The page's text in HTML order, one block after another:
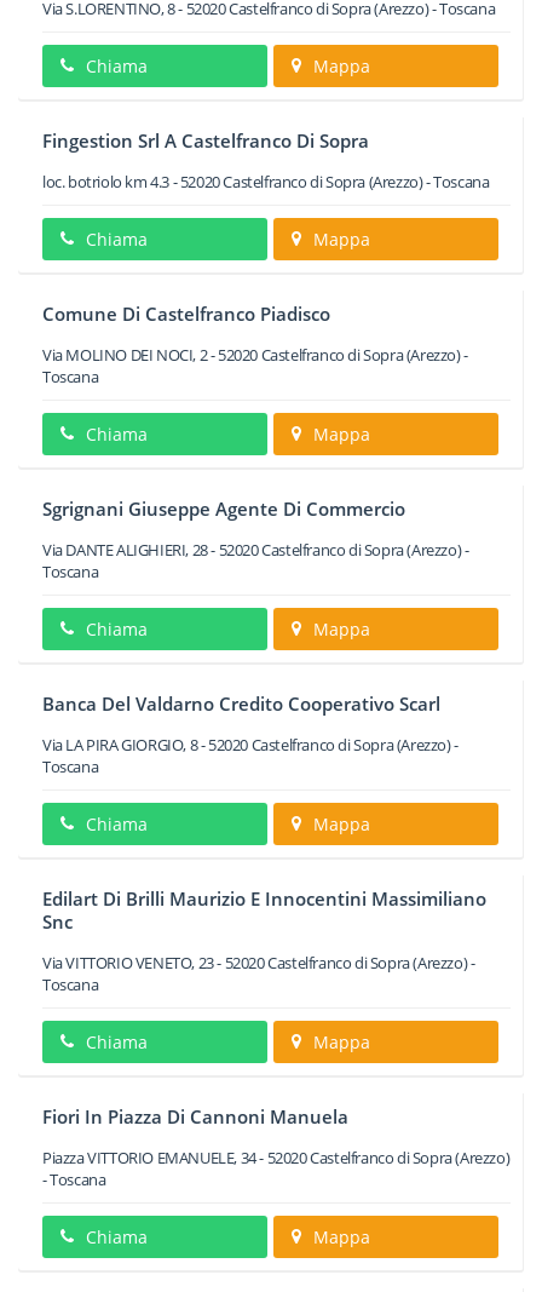
Via S.LORENTINO, 8- 52020Castelfranco di Sopra(Arezzo) -Toscana
Chiama Mappa
Fingestion Srl A Castelfranco Di Sopra
loc. botriolo km 4.3-52020Castelfranco di Sopra(Arezzo) -Toscana
Chiama Mappa
Comune Di Castelfranco Piadisco
Via MOLINO DEI NOCI, 2-52020Castelfranco di Sopra(Arezzo) -
Toscana
Chiama Mappa
Sgrignani Giuseppe Agente Di Commercio
Via DANTE ALIGHIERI, 28- 52020Castelfranco di Sopra(Arezzo) -
Toscana
Chiama Mappa
Banca Del Valdarno Credito Cooperativo Scarl
Via LA PIRA GIORGIO, 8-52020Castelfranco di Sopra(Arezzo) -
Toscana
Chiama Mappa
Edilart Di Brilli Maurizio E Innocentini Massimiliano
Snc
Via VITTORIO VENETO, 23- 52020Castelfranco di Sopra(Arezzo) -
Toscana
Chiama Mappa
Fiori In Piazza Di Cannoni Manuela
Piazza VITTORIO EMANUELE, 34- 52020Castelfranco di Sopra(Arezzo)
-Toscana
Chiama Mappa